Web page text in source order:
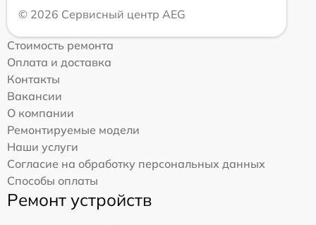
© 2026 Сервисный центр AEG
Стоимость ремонта
Оплата и доставка
Контакты
Вакансии
О компании
Ремонтируемые модели
Наши услуги
Согласие на обработку персональных данных
Способы оплаты
Ремонт устройств